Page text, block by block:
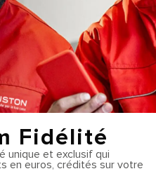
TOUS
TOUS
Fidélité
unique et exclusif qui
en euros, crédités sur votre